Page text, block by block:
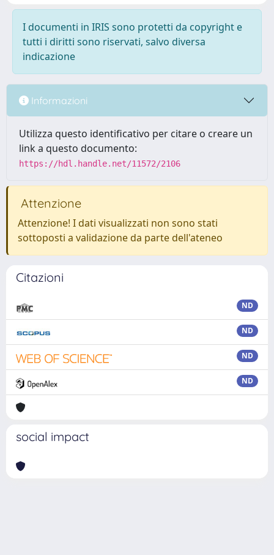
I documenti in IRIS sono protetti da copyright e
tutti i diritti sono riservati, salvo diversa
indicazione
Informazioni
Utilizza questo identificativo per citare o creare un
link a questo documento:
https://hdl.handle.net/11572/2106
Attenzione
Attenzione! I dati visualizzati non sono stati
sottoposti a validazione da parte dell'ateneo
Citazioni
ND
ND
ND
ND
social impact